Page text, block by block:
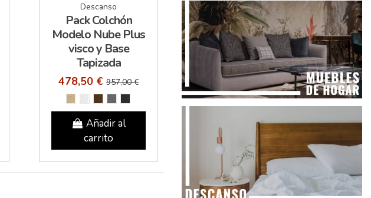
Descanso
Pack Colchón
Modelo Nube Plus
visco y Base
Tapizada
478,50 € 957,00 €
Añadir al
carrito